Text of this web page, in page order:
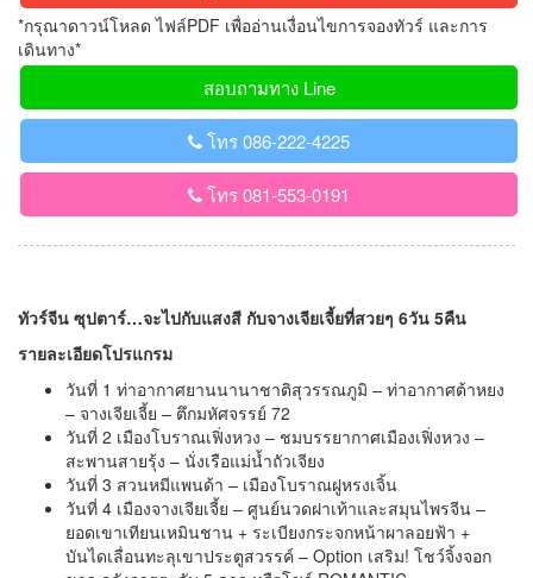
*กรุณาดาวน์โหลด ไฟล์PDF เพื่ออ่านเงื่อนไขการจองทัวร์ และการ
เดินทาง*
สอบถามทาง Line
โทร 086-222-4225
โทร 081-553-0191
ทัวร์จีน ซุปตาร์…จะไปกับแสงสี กับจางเจียเจี้ยที่สวยๆ 6วัน 5คืน
รายละเอียดโปรแกรม
วันที่ 1 ท่าอากาศยานนานาชาติสุวรรณภูมิ – ท่าอากาศต้าหยง
– จางเจียเจี้ย – ตึกมหัศจรรย์ 72
วันที่ 2 เมืองโบราณเฟิ่งหวง – ชมบรรยากาศเมืองเฟิ่งหวง –
สะพานสายรุ้ง – นั่งเรือแม่น้ำถัวเจียง
วันที่ 3 สวนหมีแพนด้า – เมืองโบราณฝูหรงเจิ้น
วันที่ 4 เมืองจางเจียเจี้ย – ศูนย์นวดฝาเท้าและสมุนไพรจีน –
ยอดเขาเทียนเหมินชาน + ระเบียงกระจกหน้าผาลอยฟ้า +
บันไดเลื่อนทะลุเขาประตูสวรรค์ – Option เสริม! โชว์จิ้งจอก